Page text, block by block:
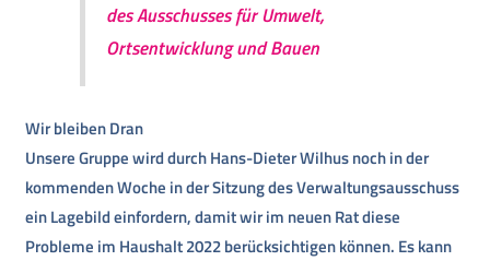
des Ausschusses für Umwelt,
Ortsentwicklung und Bauen
Wir bleiben Dran
Unsere Gruppe wird durch Hans-Dieter Wilhus noch in der
kommenden Woche in der Sitzung des Verwaltungsausschuss
ein Lagebild einfordern, damit wir im neuen Rat diese
Probleme im Haushalt 2022 berücksichtigen können. Es kann